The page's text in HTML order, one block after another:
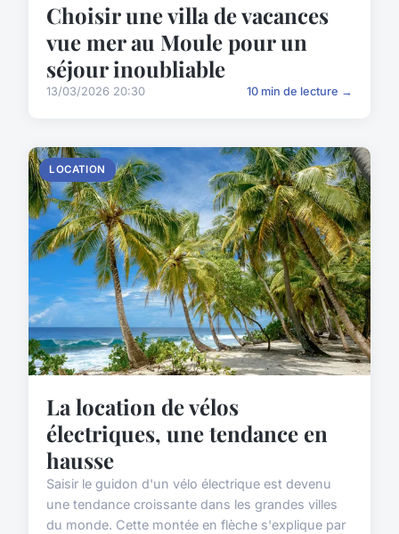
Choisir une villa de vacances
vue mer au Moule pour un
séjour inoubliable
13/03/2026 20:30 10 min de lecture →
LOCATION
La location de vélos
électriques, une tendance en
hausse
Saisir le guidon d'un vélo électrique est devenu
une tendance croissante dans les grandes villes
du monde. Cette montée en flèche s'explique par